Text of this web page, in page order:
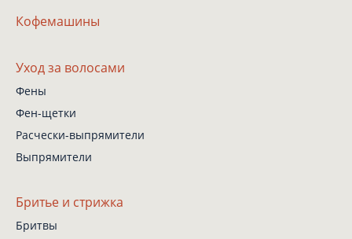
Кофемашины
Уход за волосами
Фены
Фен-щетки
Расчески-выпрямители
Выпрямители
Бритье и стрижка
Бритвы